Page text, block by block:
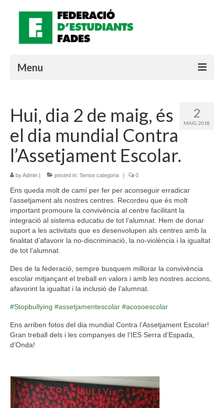
Menu
MATERIALS
QUÈ ESTÀ PASSANT?
LOGIN SOCIE
Valencià
2
MAIG 2018
Hui, dia 2 de maig, és
el dia mundial Contra
l’Assetjament Escolar.
byAdmin | posted in: Sense categoria | 0
Ens queda molt de camí per fer per aconseguir erradicar
l’assetjament als nostres centres. Recordeu que és molt
important promoure la convivència al centre facilitant la
integració al sistema educatiu de tot l’alumnat. Hem de donar
suport a les activitats que es desenvolupen als centres amb la
finalitat d’afavorir la no-discriminació, la no-violència i la igualtat
de tot l’alumnat.
Des de la federació, sempre busquem millorar la convivència
escolar mitjançant el treball en valors i amb les nostres accions,
afavorint la igualtat i la inclusió de l’alumnat.
#Stopbullying #assetjamentescolar #acosoescolar
Ens arriben fotos del dia mundial Contra l’Assetjament Escolar!
Gran treball dels i les companyes de l’IES Serra d’Espada,
d’Onda!